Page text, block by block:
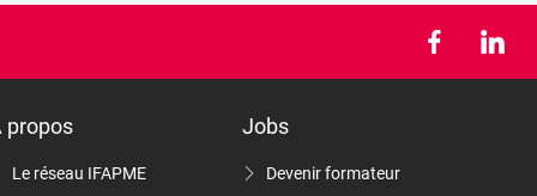
propos
Le réseau IFAPME
Jobs
Devenir formateur